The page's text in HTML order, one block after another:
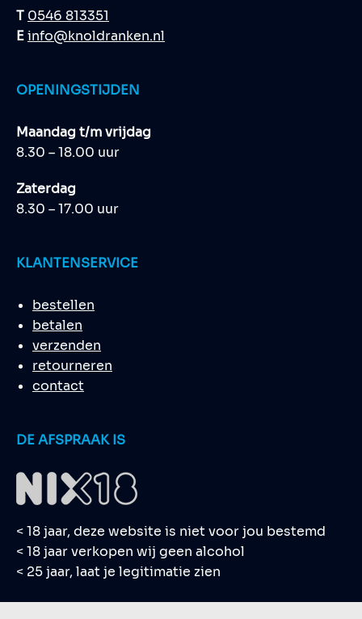
T 0546 813351
Einfo@knoldranken.nl
OPENINGSTIJDEN
Maandag t/m vrijdag
8.30 – 18.00 uur
Zaterdag
8.30 – 17.00 uur
KLANTENSERVICE
bestellen
betalen
verzenden
retourneren
contact
DE AFSPRAAK IS
< 18 jaar, deze website is niet voor jou bestemd
< 18 jaar verkopen wij geen alcohol
< 25 jaar, laat je legitimatie zien